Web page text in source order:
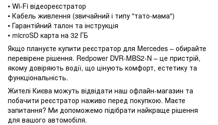
• Wi-Fi відеореєстратор
• Кабель живлення (звичайний і типу "тато-мама")
• Гарантійний талон та інструкція
• microSD карта на 32 ГБ
Якщо плануєте купити реєстратор для Mercedes – обирайте
перевірене рішення. Redpower DVR-MBS2-N – це пристрій,
якому довіряють водії, що цінують комфорт, естетику та
функціональність.
Жителі Києва можуть відвідати наш офлайн-магазин та
побачити реєстратор наживо перед покупкою. Маєте
запитання? Ми допоможемо підібрати найкраще рішення
для вашого автомобіля.